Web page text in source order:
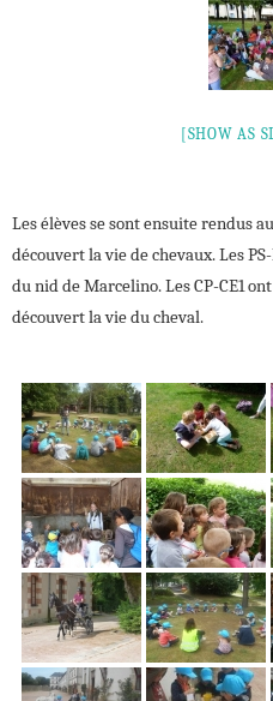
[SHOW AS
Les élèves se sont ensuite rendus
découvert la vie de chevaux. Les
du nid de Marcelino. Les CP-CE1
découvert la vie du cheval.